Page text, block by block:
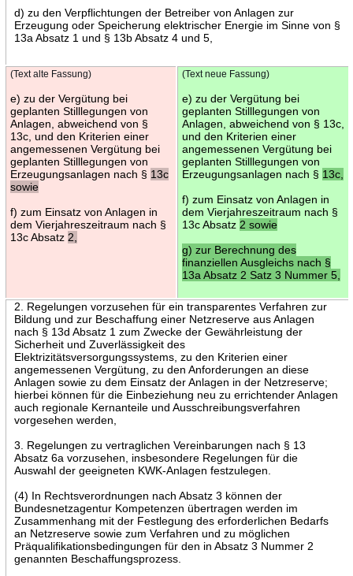
d) zu den Verpflichtungen der Betreiber von Anlagen zur
Erzeugung oder Speicherung elektrischer Energie im Sinne von §
13a Absatz 1 und § 13b Absatz 4 und 5,
(Text alte Fassung)
e) zu der Vergütung bei
geplanten Stilllegungen von
Anlagen, abweichend von §
13c, und den Kriterien einer
angemessenen Vergütung bei
geplanten Stilllegungen von
Erzeugungsanlagen nach § 13c
sowie
f) zum Einsatz von Anlagen in
dem Vierjahreszeitraum nach §
13c Absatz 2,
(Text neue Fassung)
e) zu der Vergütung bei
geplanten Stilllegungen von
Anlagen, abweichend von § 13c,
und den Kriterien einer
angemessenen Vergütung bei
geplanten Stilllegungen von
Erzeugungsanlagen nach § 13c,
f) zum Einsatz von Anlagen in
dem Vierjahreszeitraum nach §
13c Absatz 2 sowie
g) zur Berechnung des
finanziellen Ausgleichs nach §
13a Absatz 2 Satz 3 Nummer 5,
2. Regelungen vorzusehen für ein transparentes Verfahren zur
Bildung und zur Beschaffung einer Netzreserve aus Anlagen
nach § 13d Absatz 1 zum Zwecke der Gewährleistung der
Sicherheit und Zuverlässigkeit des
Elektrizitätsversorgungssystems, zu den Kriterien einer
angemessenen Vergütung, zu den Anforderungen an diese
Anlagen sowie zu dem Einsatz der Anlagen in der Netzreserve;
hierbei können für die Einbeziehung neu zu errichtender Anlagen
auch regionale Kernanteile und Ausschreibungsverfahren
vorgesehen werden,
3. Regelungen zu vertraglichen Vereinbarungen nach § 13
Absatz 6a vorzusehen, insbesondere Regelungen für die
Auswahl der geeigneten KWK-Anlagen festzulegen.
(4) In Rechtsverordnungen nach Absatz 3 können der
Bundesnetzagentur Kompetenzen übertragen werden im
Zusammenhang mit der Festlegung des erforderlichen Bedarfs
an Netzreserve sowie zum Verfahren und zu möglichen
Präqualifikationsbedingungen für den in Absatz 3 Nummer 2
genannten Beschaffungsprozess.